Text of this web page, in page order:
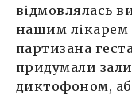
відмовлялась
нашим лікарем
партизана
придумали
диктофоном,